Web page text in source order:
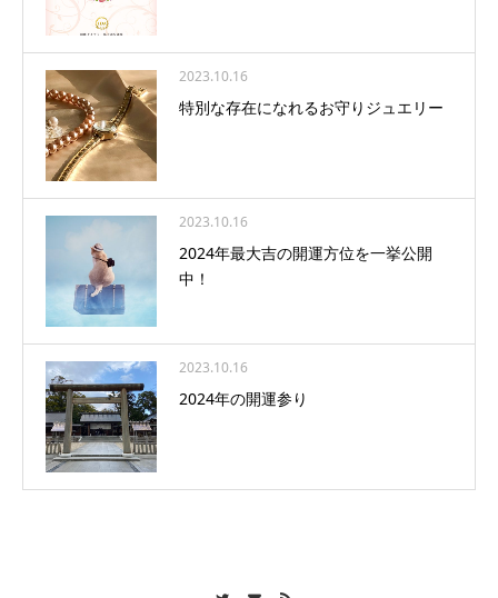
2023.10.16
特別な存在になれるお守りジュエリー
2023.10.16
2024年最大吉の開運方位を一挙公開
中！
2023.10.16
2024年の開運参り